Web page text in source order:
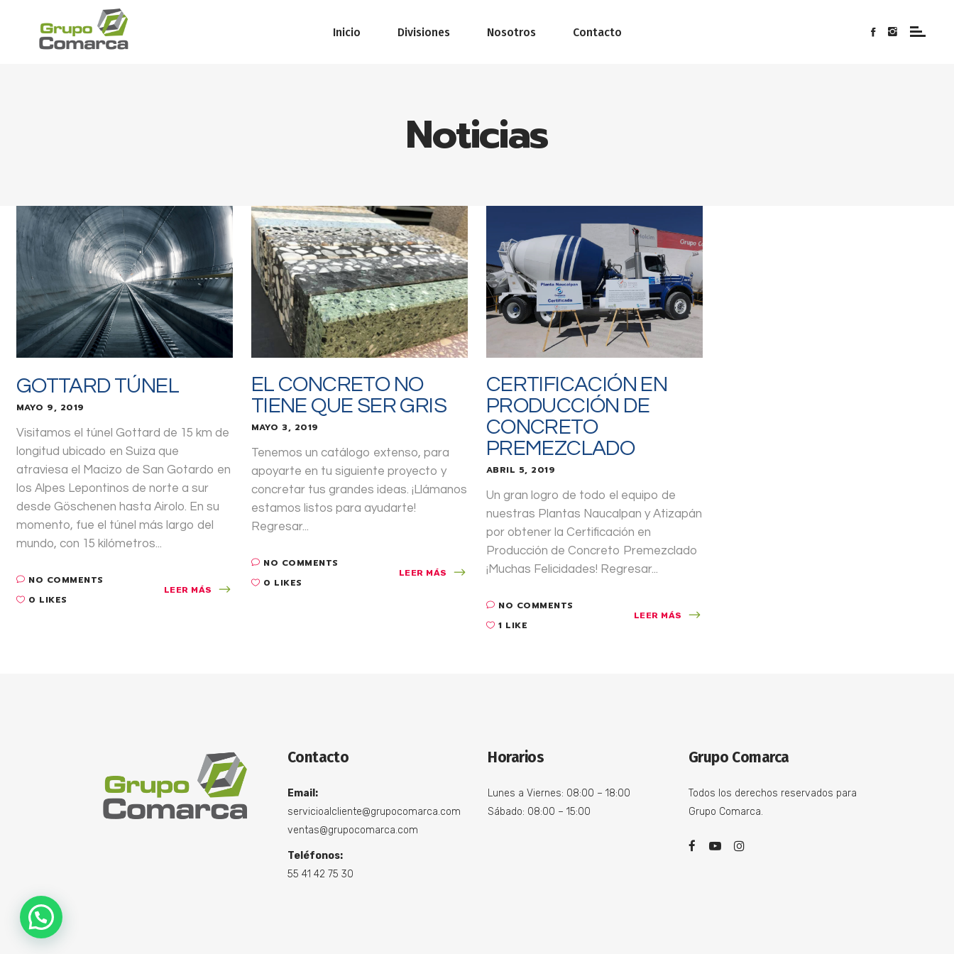
Inicio Divisiones Nosotros Contacto
Noticias
GOTTARD TÚNEL
MAYO 9, 2019
Visitamos el túnel Gottard de 15 km de
longitud ubicado en Suiza que
atraviesa el Macizo de San Gotardo en
los Alpes Lepontinos de norte a sur
desde Göschenen hasta Airolo. En su
momento, fue el túnel más largo del
mundo, con 15 kilómetros...
NO COMMENTS
0 LIKES
LEER MÁS
EL CONCRETO NO
TIENE QUE SER GRIS
MAYO 3, 2019
Tenemos un catálogo extenso, para
apoyarte en tu siguiente proyecto y
concretar tus grandes ideas. ¡Llámanos
estamos listos para ayudarte!
Regresar...
NO COMMENTS
0 LIKES
LEER MÁS
CERTIFICACIÓN EN
PRODUCCIÓN DE
CONCRETO
PREMEZCLADO
ABRIL 5, 2019
Un gran logro de todo el equipo de
nuestras Plantas Naucalpan y Atizapán
por obtener la Certificación en
Producción de Concreto Premezclado
¡Muchas Felicidades! Regresar...
NO COMMENTS
1 LIKE
LEER MÁS
Contacto
Email:
servicioalcliente@grupocomarca.com
ventas@grupocomarca.com
Teléfonos:
55 41 42 75 30
Horarios
Lunes a Viernes: 08:00 – 18:00
Sábado: 08:00 – 15:00
Grupo Comarca
Todos los derechos reservados para
Grupo Comarca.